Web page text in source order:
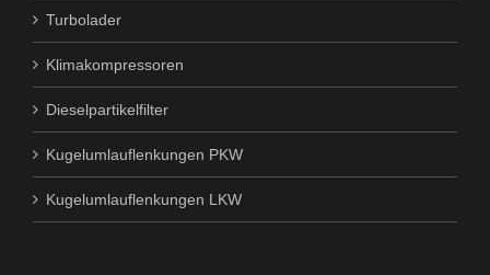
Turbolader
Klimakompressoren
Dieselpartikelfilter
Kugelumlauflenkungen PKW
Kugelumlauflenkungen LKW